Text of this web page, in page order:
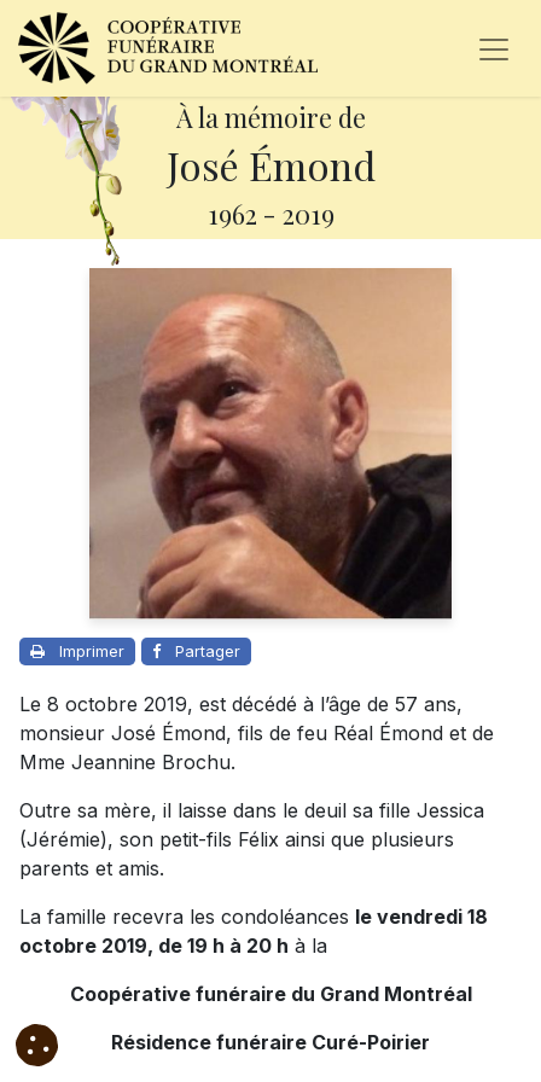
À la mémoire de
José Émond
1962 - 2019
Imprimer Partager
Le 8 octobre 2019, est décédé à l’âge de 57 ans,
monsieur José Émond, fils de feu Réal Émond et de
Mme Jeannine Brochu.
Outre sa mère, il laisse dans le deuil sa fille Jessica
(Jérémie), son petit-fils Félix ainsi que plusieurs
parents et amis.
La famille recevra les condoléances le vendredi 18
octobre 2019, de 19 h à 20 h à la
Coopérative funéraire du Grand Montréal
Résidence funéraire Curé-Poirier